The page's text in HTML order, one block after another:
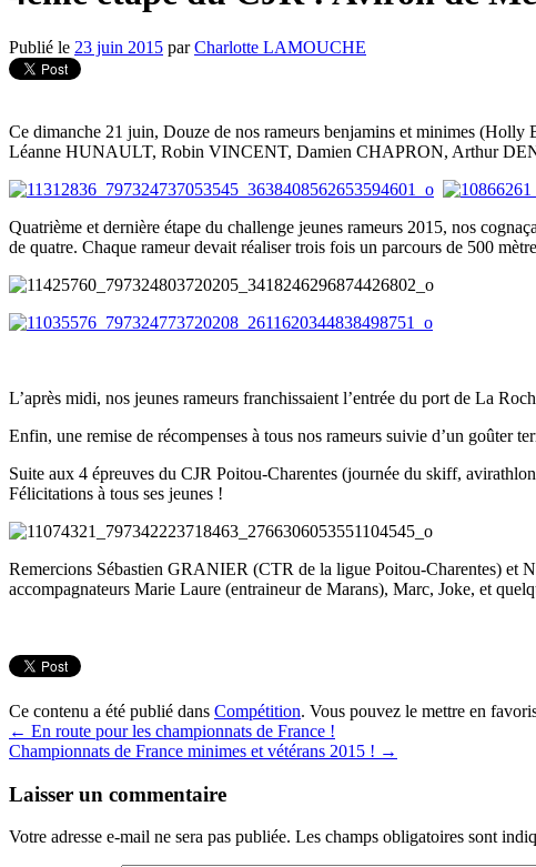
Publié le 23 juin 2015 par Charlotte LAMOUCHE
Ce dimanche 21 juin, Douze de nos rameurs benjamins et minimes
Léanne HUNAULT, Robin VINCENT, Damien CHAPRON, Arthur
Quatrième et dernière étape du challenge jeunes rameurs 2015, nos
de quatre. Chaque rameur devait réaliser trois fois un parcours de 500
L’après midi, nos jeunes rameurs franchissaient l’entrée du port de La
Enfin, une remise de récompenses à tous nos rameurs suivie d’un goûter
Suite aux 4 épreuves du CJR Poitou-Charentes (journée du skiff,
Félicitations à tous ses jeunes !
Remercions Sébastien GRANIER (CTR de la ligue Poitou-Charentes) et
accompagnateurs Marie Laure (entraineur de Marans), Marc, Joke, et
Ce contenu a été publié dans Compétition. Vous pouvez le mettre en
← En route pour les championnats de France !
Championnats de France minimes et vétérans 2015 ! →
Laisser un commentaire
Votre adresse e-mail ne sera pas publiée. Les champs obligatoires sont